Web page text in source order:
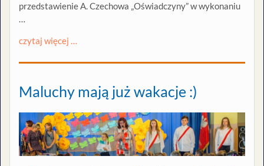
przedstawienie A. Czechowa „Oświadczyny” w wykonaniu
…
czytaj więcej …
Maluchy mają już wakacje :)